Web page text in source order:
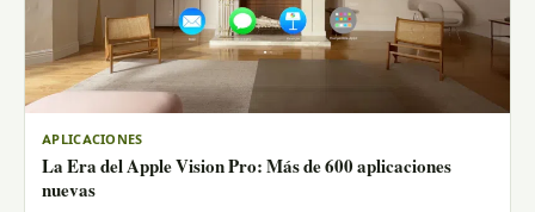
APLICACIONES
La Era del Apple Vision Pro: Más de 600 aplicaciones
nuevas